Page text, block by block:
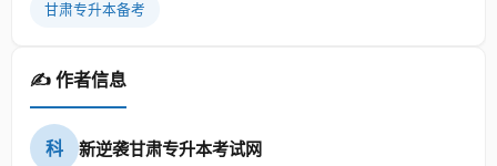
甘肃专升本备考
✍️ 作者信息
科 新逆袭甘肃专升本考试网